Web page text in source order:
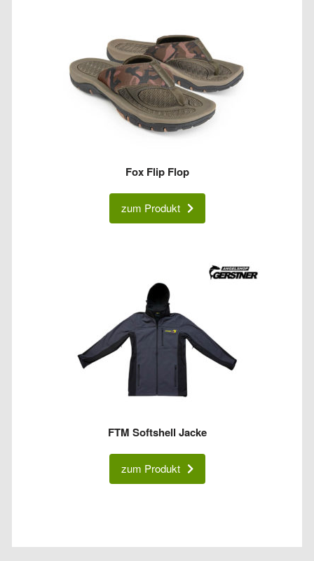
Fox Flip Flop
zum Produkt
FTM Softshell Jacke
zum Produkt